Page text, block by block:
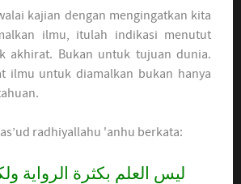
kajian dengan mengingatkan kita
ilmu, itulah indikasi menutut
akhirat. Bukan untuk tujuan dunia.
ilmu untuk diamalkan bukan hanya
radhiyallahu 'anhu berkata:
ليس العلم بكثرة الرواية